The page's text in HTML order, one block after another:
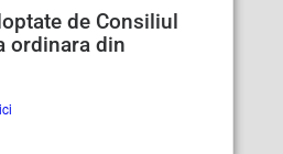
de Consiliul
ordinara din